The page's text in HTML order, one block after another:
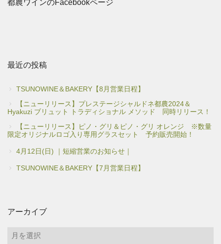
都農ワインのFacebookページ
最近の投稿
TSUNOWINE＆BAKERY【8月営業日程】
【ニューリリース】プレステージシャルドネ都農2024＆
Hyakuzi ブリュット トラディショナル メソッド 同時リリース！
【ニューリリース】ピノ・グリ＆ピノ・グリ オレンジ ※数量
限定オリジナルロゴ入り専用グラスセット 予約販売開始！
4月12日(日) ｜短縮営業のお知らせ｜
TSUNOWINE＆BAKERY【7月営業日程】
アーカイブ
ア